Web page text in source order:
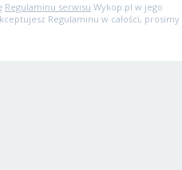
Regulaminu serwisu Wykop.pl w jego
Regulaminu w całości, prosimy